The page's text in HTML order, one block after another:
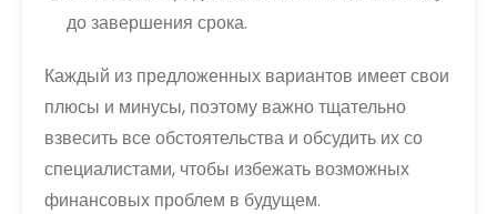
до завершения срока.
Каждый из предложенных вариантов имеет свои
плюсы и минусы, поэтому важно тщательно
взвесить все обстоятельства и обсудить их со
специалистами, чтобы избежать возможных
финансовых проблем в будущем.